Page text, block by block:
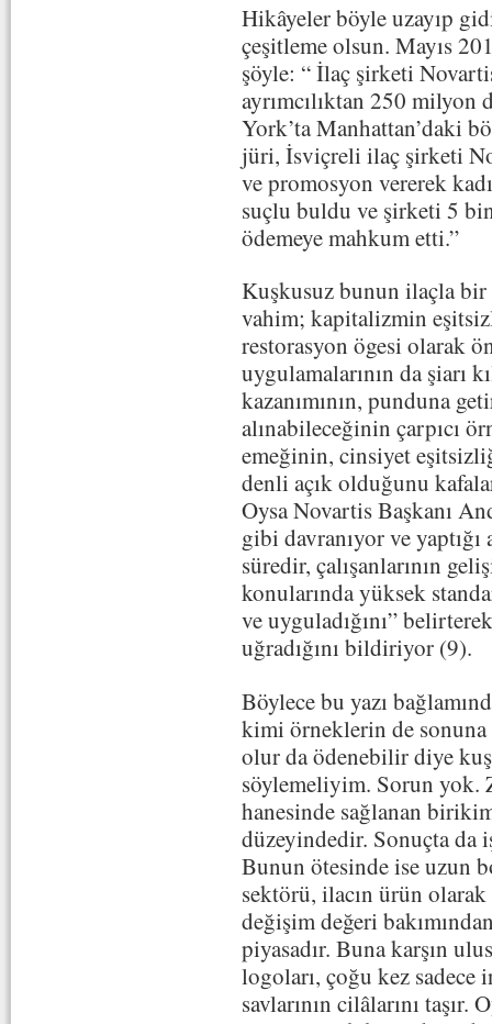
Hikâyeler böyle uzayıp
çeşitleme olsun. Mayıs
şöyle: “ İlaç şirketi
ayrımcılıktan 250 milyon
York’ta Manhattan’daki
jüri, İsviçreli ilaç şirketi
ve promosyon vererek
suçlu buldu ve şirketi 5
ödemeye mahkum etti.”
Kuşkusuz bunun ilaçla
vahim; kapitalizmin
restorasyon ögesi olarak
uygulamalarının da şiarı
kazanımının, punduna
alınabileceğinin çarpıcı
emeğinin, cinsiyet
denli açık olduğunu
Oysa Novartis Başkanı
gibi davranıyor ve
süredir, çalışanlarının
konularında yüksek
ve uyguladığını”
uğradığını bildiriyor (9).
Böylece bu yazı
kimi örneklerin de sonuna
olur da ödenebilir diye
söylemeliyim. Sorun yok.
hanesinde sağlanan
düzeyindedir. Sonuçta da
Bunun ötesinde ise uzun
sektörü, ilacın ürün
değişim değeri
piyasadır. Buna karşın
logoları, çoğu kez sadece
savlarının cilâlarını